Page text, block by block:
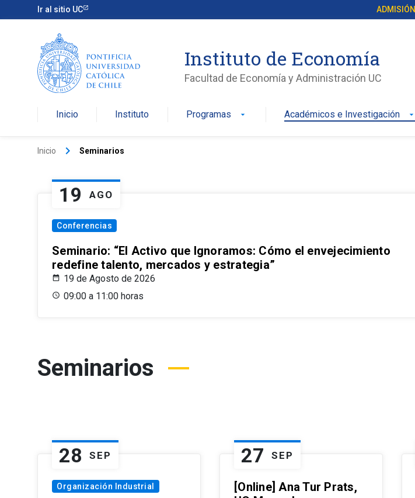
Ir al sitio UC ADMISIÓN
Instituto de Economía
Facultad de Economía y Administración UC
Inicio Instituto Programas arrow_drop_down Académicos e Investigación arrow_drop_down
Inicio keyboard_arrow_right Seminarios
19 AGO
Conferencias
Seminario: “El Activo que Ignoramos: Cómo el envejecimiento
redefine talento, mercados y estrategia”
19 de Agosto de 2026
09:00 a 11:00 horas
Seminarios
28 SEP
Organización Industrial
27 SEP
[Online] Ana Tur Prats,